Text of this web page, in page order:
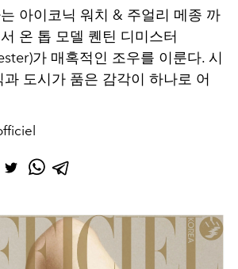
아이코닉 워치 & 주얼리 메종 까
온 톱 모델 퀜틴 디미스터
가 매혹적인 조우를 이룬다. 시
도시가 품은 감각이 하나로 어